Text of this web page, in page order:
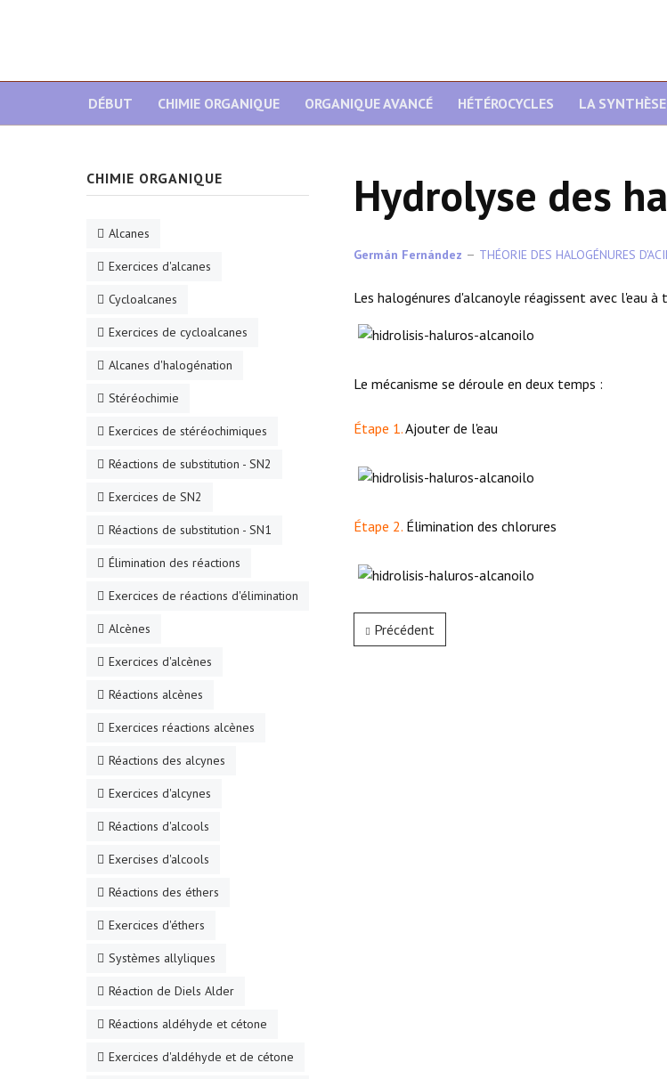
DÉBUT CHIMIE ORGANIQUE ORGANIQUE AVANCÉ HÉTÉROCYCLES LA SYNTHÈSE
Hydrolyse des
Germán Fernández THÉORIE DES HALOGÉNURES
Les halogénures d'alcanoyle réagissent avec l'eau
Le mécanisme se déroule en deux temps :
Étape 1.Ajouter de l'eau
Étape 2. Élimination des chlorures
Précédent
CHIMIE ORGANIQUE
Alcanes
Exercices d'alcanes
Cycloalcanes
Exercices de cycloalcanes
Alcanes d'halogénation
Stéréochimie
Exercices de stéréochimiques
Réactions de substitution - SN2
Exercices de SN2
Réactions de substitution - SN1
Élimination des réactions
Exercices de réactions d'élimination
Alcènes
Exercices d'alcènes
Réactions alcènes
Exercices réactions alcènes
Réactions des alcynes
Exercices d'alcynes
Réactions d'alcools
Exercises d'alcools
Réactions des éthers
Exercices d'éthers
Systèmes allyliques
Réaction de Diels Alder
Réactions aldéhyde et cétone
Exercices d'aldéhyde et de cétone